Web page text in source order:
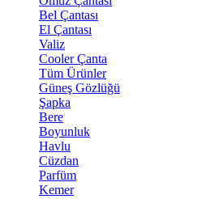
Bel Çantası
El Çantası
Valiz
Cooler Çanta
Tüm Ürünler
Güneş Gözlüğü
Şapka
Bere
Boyunluk
Havlu
Cüzdan
Parfüm
Kemer